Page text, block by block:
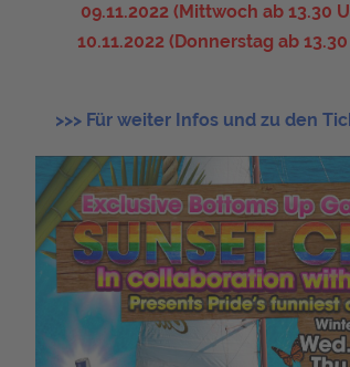
09.11.2022 (Mittwoch ab 13.30
10.11.2022 (Donnerstag ab
>>> Für weiter Infos und zu den